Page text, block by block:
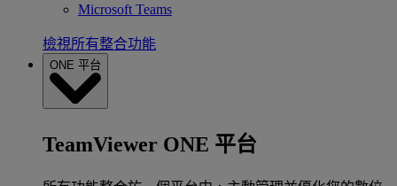
Microsoft Teams
檢視所有整合功能
ONE 平台
TeamViewer ONE 平台